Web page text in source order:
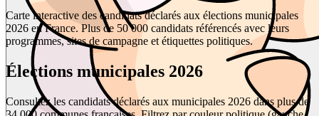
Carte interactive des candidats déclarés aux élections municipales
2026 en France. Plus de 50 000 candidats référencés avec leurs
programmes, sites de campagne et étiquettes politiques.
Élections municipales 2026
Consultez les candidats déclarés aux municipales 2026 dans plus de